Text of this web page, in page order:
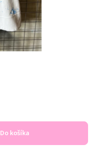
Do košíka